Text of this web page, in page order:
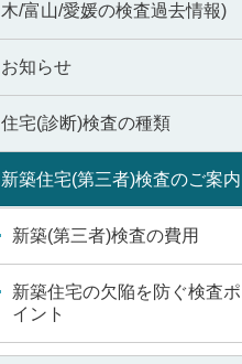
木/富山/愛媛の検査過去情報)
お知らせ
住宅(診断)検査の種類
新築住宅(第三者)検査のご案内
新築(第三者)検査の費用
新築住宅の欠陥を防ぐ検査ポ
イント